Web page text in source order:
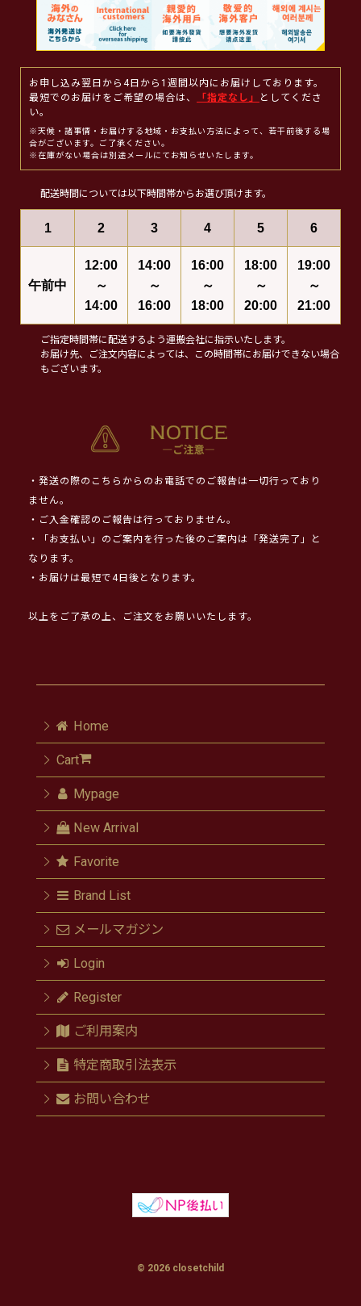
お申し込み翌日から4日から1週間以内にお届けしております。
最短でのお届けをご希望の場合は、
「指定なし」
としてくださ
い。
※天候・諸事情・お届けする地域・お支払い方法によって、若干前後する場
合がございます。ご了承ください。
※在庫がない場合は別途メールにてお知らせいたします。
配送時間については以下時間帯からお選び頂けます。
1 2 3 4 5 6
午前中
12:00
～
14:00
14:00
～
16:00
16:00
～
18:00
18:00
～
20:00
19:00
～
21:00
ご指定時間帯に配送するよう運搬会社に指示いたします。
お届け先、ご注文内容によっては、この時間帯にお届けできない場合
もございます。
・発送の際のこちらからのお電話でのご報告は一切行っており
ません。
・ご入金確認のご報告は行っておりません。
・「お支払い」のご案内を行った後のご案内は「発送完了」と
なります。
・お届けは最短で4日後となります。
以上をご了承の上、ご注文をお願いいたします。
Home
Cart
Mypage
New Arrival
Favorite
Brand List
メールマガジン
Login
Register
ご利用案内
特定商取引法表示
お問い合わせ
© 2026 closetchild